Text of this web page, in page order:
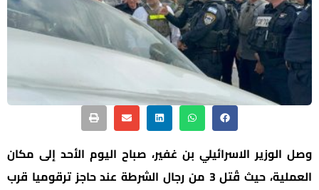
وصل الوزير الاسرائيلي بن غفير، صباح اليوم الأحد إلى مكان
العملية، حيث قُتل 3 من رجال الشرطة عند حاجز ترقوميا قرب